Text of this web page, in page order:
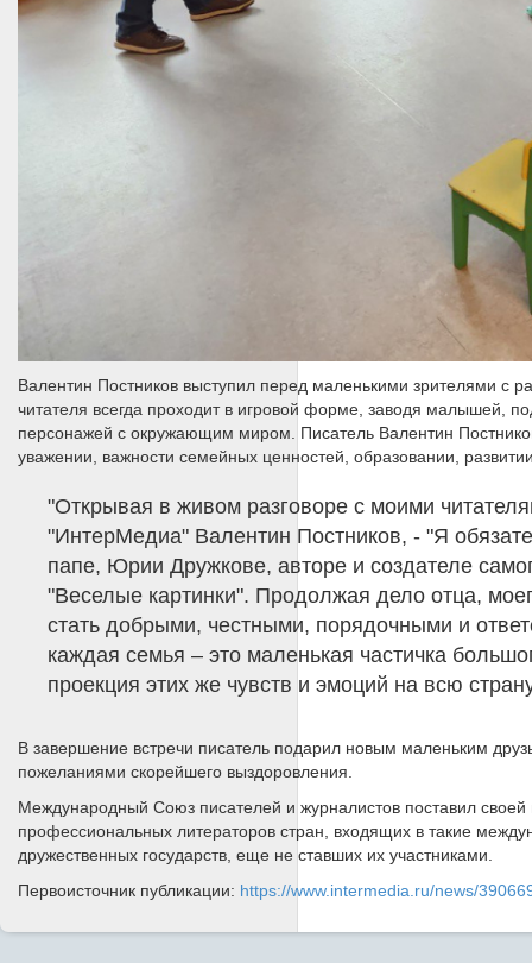
Валентин Постников выступил перед маленькими зрителями с
читателя всегда проходит в игровой форме, заводя малышей,
персонажей с окружающим миром. Писатель Валентин
уважении, важности семейных ценностей, образовании,
"Открывая в живом разговоре с моими
"ИнтерМедиа" Валентин Постников, - "Я
папе, Юрии Дружкове, авторе и создателе
"Веселые картинки". Продолжая дело отца,
стать добрыми, честными, порядочными и
каждая семья – это маленькая частичка
проекция этих же чувств и эмоций на всю
В завершение встречи писатель подарил новым маленьким
пожеланиями скорейшего выздоровления.
Международный Союз писателей и журналистов поставил
профессиональных литераторов стран, входящих в такие
дружественных государств, еще не ставших их участниками.
Первоисточник публикации: https://www.intermedia.ru/news/